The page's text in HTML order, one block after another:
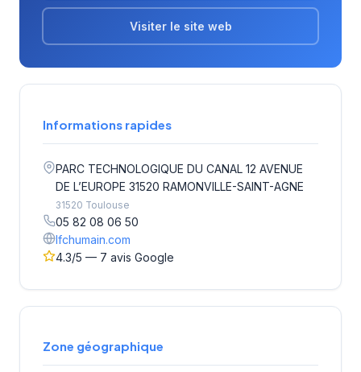
Visiter le site web
Informations rapides
PARC TECHNOLOGIQUE DU CANAL 12 AVENUE
DE L’EUROPE 31520 RAMONVILLE-SAINT-AGNE
31520 Toulouse
05 82 08 06 50
lfchumain.com
4.3/5 — 7 avis Google
Zone géographique